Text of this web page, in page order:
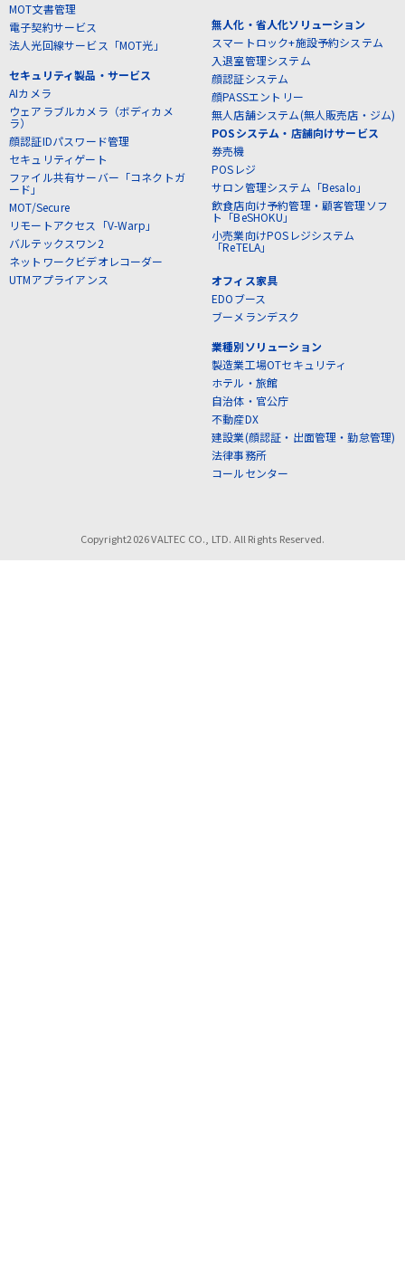
MOT文書管理
電子契約サービス
法人光回線サービス「MOT光」
セキュリティ製品・サービス
AIカメラ
ウェアラブルカメラ（ボディカメ
ラ）
顔認証IDパスワード管理
セキュリティゲート
ファイル共有サーバー「コネクトガ
ード」
MOT/Secure
リモートアクセス「V-Warp」
バルテックスワン2
ネットワークビデオレコーダー
UTMアプライアンス
無人化・省人化ソリューション
スマートロック+施設予約システム
入退室管理システム
顔認証システム
顔PASSエントリー
無人店舗システム(無人販売店・ジム)
POSシステム・店舗向けサービス
券売機
POSレジ
サロン管理システム「Besalo」
飲食店向け予約管理・顧客管理ソフ
ト「BeSHOKU」
小売業向けPOSレジシステム
「ReTELA」
オフィス家具
EDOブース
ブーメランデスク
業種別ソリューション
製造業工場OTセキュリティ
ホテル・旅館
自治体・官公庁
不動産DX
建設業(顔認証・出面管理・勤怠管理)
法律事務所
コールセンター
Copyright2026 VALTEC CO., LTD. All Rights Reserved.